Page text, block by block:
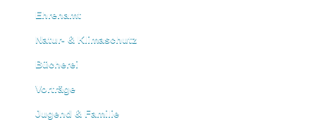
Ehrenamt
Natur- & Klimaschutz
Bücherei
Vorträge
Jugend & Familie